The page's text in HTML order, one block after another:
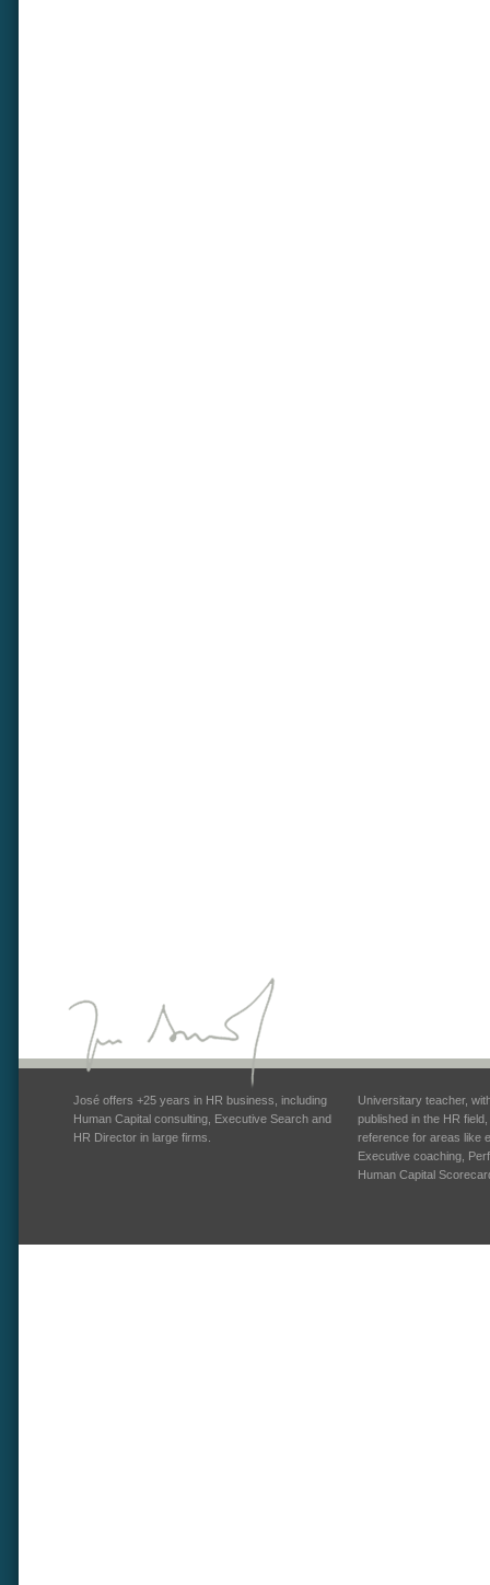
José offers +25 years in HR business, including
Human Capital consulting, Executive Search and
HR Director in large firms.
Universitary teacher,
published in the HR
reference for areas like
Executive coaching,
Human Capital